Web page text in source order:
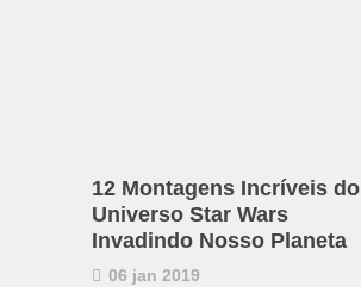
12 Montagens Incríveis do
Universo Star Wars
Invadindo Nosso Planeta
06 jan 2019